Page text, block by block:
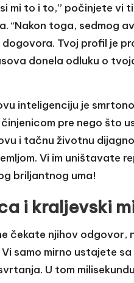
mi to i to,” počinjete vi
“Nakon toga, sedmog
Tvoj profil je
donela odluku o
inteligenciju je
pre nego što
i tačnu životnu
Vi im uništavate
briljantnog uma!
i kraljevski
čekate njihov odgovor,
samo mirno ustajete
U tom